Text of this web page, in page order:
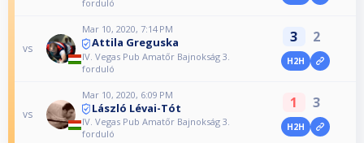
forduló
vs
Mar 10, 2020, 7:14 PM
Attila Greguska
IV. Vegas Pub Amatőr Bajnokság 3.
forduló
3 2
H2H
vs
Mar 10, 2020, 6:09 PM
László Lévai-Tót
IV. Vegas Pub Amatőr Bajnokság 3.
forduló
1 3
H2H